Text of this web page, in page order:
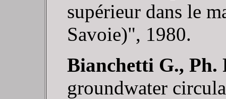
supérieur dans le
Savoie)", 1980.
Bianchetti G.,
groundwater